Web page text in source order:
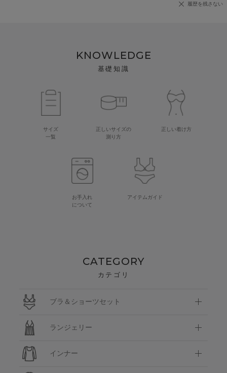
履歴を残さない
KNOWLEDGE
基礎知識
サイズ
一覧
正しいサイズの
測り方
正しい着け方
お手入れ
について
アイテムガイド
CATEGORY
カテゴリ
ブラ＆ショーツセット
ランジェリー
インナー